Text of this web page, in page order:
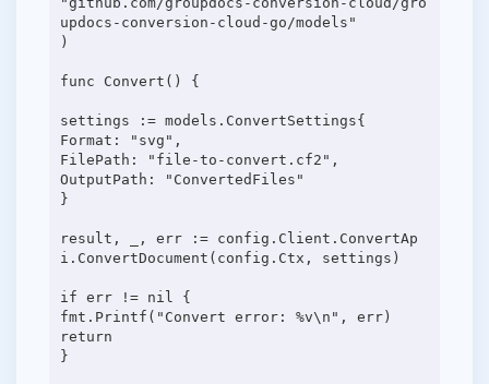
updocs-conversion-cloud-go/models"
)
func Convert() {
settings := models.ConvertSettings{
Format: "svg",
FilePath: "file-to-convert.cf2",
OutputPath: "ConvertedFiles"
}
result, _, err := config.Client.ConvertAp
i.ConvertDocument(config.Ctx, settings)
if err != nil {
fmt.Printf("Convert error: %v\n", err)
return
}